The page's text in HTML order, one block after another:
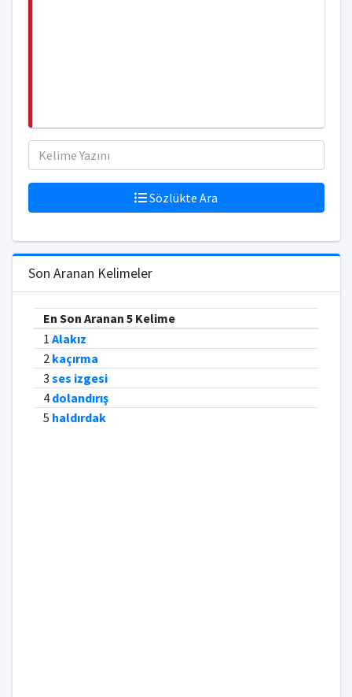
Sözlükte Ara
Son Aranan Kelimeler
En Son Aranan 5 Kelime
1 Alakız
2 kaçırma
3 ses izgesi
4 dolandırış
5 haldırdak